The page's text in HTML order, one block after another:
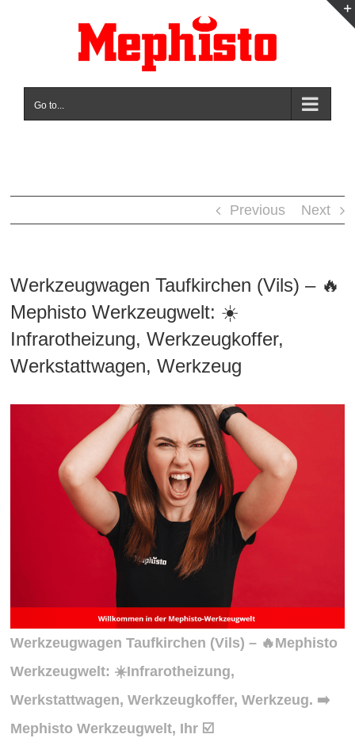
Go to...
Previous Next
Werkzeugwagen Taufkirchen (Vils) – 🔥
Mephisto Werkzeugwelt: ☀️
Infrarotheizung, Werkzeugkoffer,
Werkstattwagen, Werkzeug
WerkzeugwagenTaufkirchen (Vils) – 🔥Mephisto
Werkzeugwelt: ☀️Infrarotheizung,
Werkstattwagen, Werkzeugkoffer, Werkzeug. ➡️
Mephisto Werkzeugwelt, Ihr ☑️